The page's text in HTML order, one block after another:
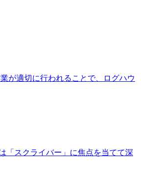
が適切に行われることで、ログハウ
「スクライバー」に焦点を当てて深